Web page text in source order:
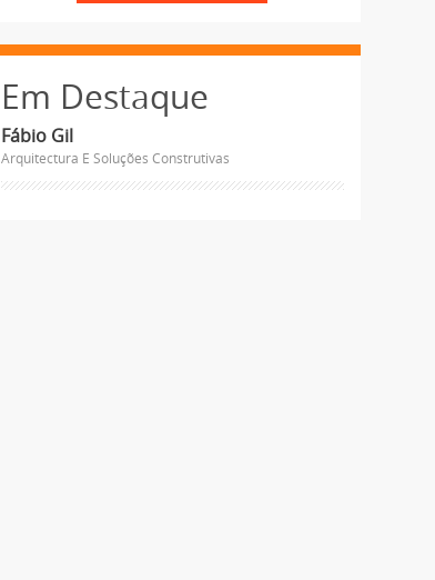
Em Destaque
Fábio Gil
Arquitectura E Soluções Construtivas